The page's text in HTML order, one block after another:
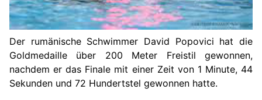
Der rumänische Schwimmer David Popovici hat die
Goldmedaille über 200 Meter Freistil gewonnen,
nachdem er das Finale mit einer Zeit von 1 Minute, 44
Sekunden und 72 Hundertstel gewonnen hatte.